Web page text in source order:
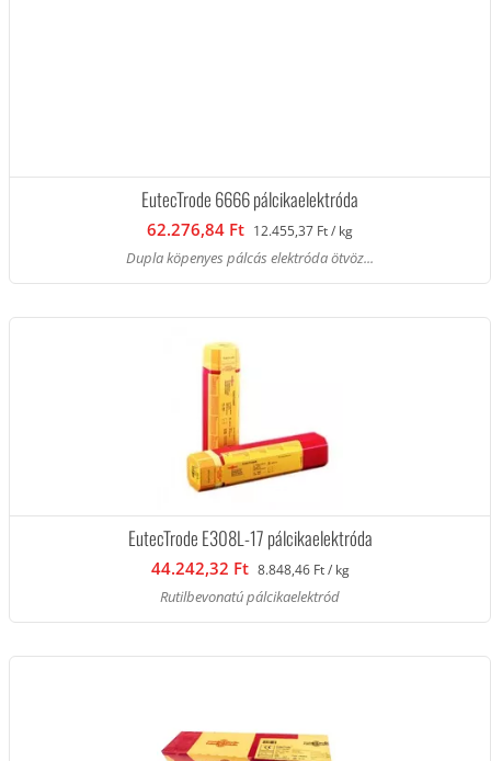
EutecTrode 6666 pálcikaelektróda
62.276,84 Ft 12.455,37 Ft / kg
Dupla köpenyes pálcás elektróda ötvöz...
EutecTrode E308L-17 pálcikaelektróda
44.242,32 Ft 8.848,46 Ft / kg
Rutilbevonatú pálcikaelektród